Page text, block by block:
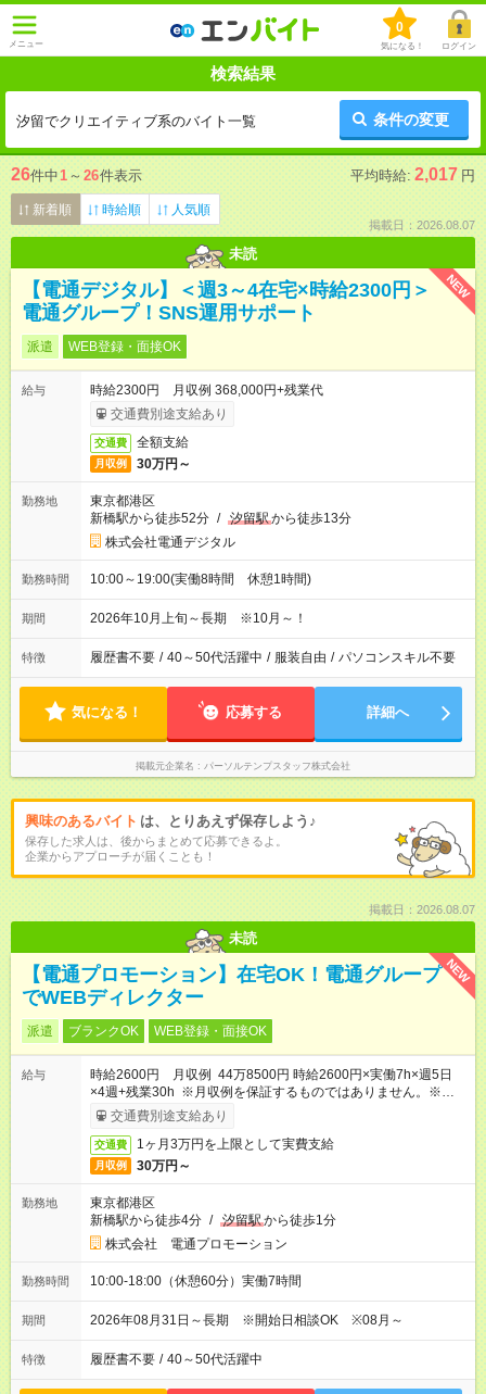
メニュー
0
気になる！ ログイン
検索結果
汐留でクリエイティブ系のバイト一覧 条件の変更
26件中1 ～ 26件表示 平均時給: 2,017 円
新着順 時給順 人気順
掲載日：2026.08.07
未読
NEW
【電通デジタル】＜週3～4在宅×時給2300円＞
電通グループ！SNS運用サポート
派遣 WEB登録・面接OK
給与
時給2300円 月収例 368,000円+残業代
交通費別途支給あり
交通費 全額支給
月収例 30万円～
勤務地
東京都港区
新橋駅から徒歩52分 / 汐留駅から徒歩13分
株式会社電通デジタル
勤務時間 10:00～19:00(実働8時間 休憩1時間)
期間 2026年10月上旬～長期 ※10月～！
特徴 履歴書不要 / 40～50代活躍中 / 服装自由 / パソコンスキル不要
気になる！ 応募する 詳細へ
掲載元企業名 パーソルテンプスタッフ株式会社
興味のあるバイト は、とりあえず保存しよう♪
保存した求人は、後からまとめて応募できるよ。
企業からアプローチが届くことも！
掲載日：2026.08.07
未読
NEW
【電通プロモーション】在宅OK！電通グループ
でWEBディレクター
派遣 ブランクOK WEB登録・面接OK
給与
時給2600円 月収例 44万8500円 時給2600円×実働7h×週5日
×4週+残業30h ※月収例を保証するものではありません。※給与
即受取りサービス利用可（利用条件有）
交通費別途支給あり
交通費 1ヶ月3万円を上限として実費支給
月収例 30万円～
勤務地
東京都港区
新橋駅から徒歩4分 / 汐留駅から徒歩1分
株式会社 電通プロモーション
勤務時間 10:00-18:00（休憩60分）実働7時間
期間 2026年08月31日～長期 ※開始日相談OK ※08月～
特徴 履歴書不要 / 40～50代活躍中